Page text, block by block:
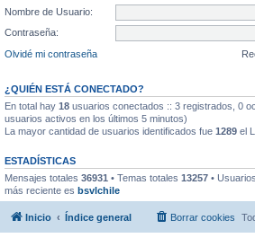
Nombre de Usuario:
Contraseña:
Olvidé mi contraseña
¿QUIÉN ESTÁ CONECTADO?
En total hay 18 usuarios conectados :: 3 registrados, 0
usuarios activos en los últimos 5 minutos)
La mayor cantidad de usuarios identificados fue 1289 el
ESTADÍSTICAS
Mensajes totales 36931 • Temas totales 13257 •
más reciente es bsvlchile
Inicio Índice general Borrar cookies